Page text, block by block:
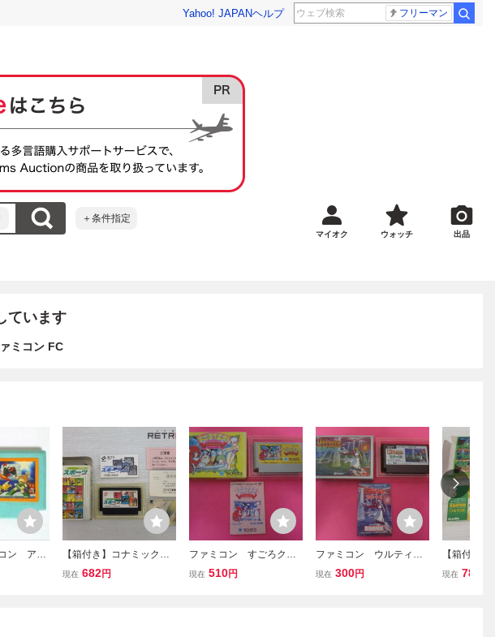
Yahoo! JAPANヘルプ フリーマン
＋条件指定
マイオク ウォッチ 出品
ています
ミコン FC
コン アイ
【箱付き】コナミックス
ポーツ ファミコン FC
現在 682円
ファミコン すごろクエ
スト ダイスの戦士たち
現在 510円
ファミコン ウルティマ
聖者への道 箱 説明書
現在 300円
【箱付き
ン ファミ
現在 781